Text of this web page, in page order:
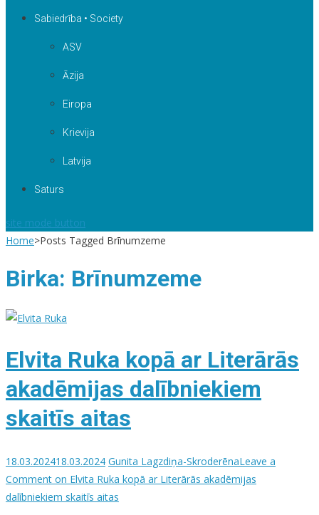
Sabiedrība • Society
ASV
Āzija
Eiropa
Krievija
Latvija
Saturs
site mode button
Home>Posts Tagged Brīnumzeme
Birka: Brīnumzeme
Elvita Ruka kopā ar Literārās
akadēmijas dalībniekiem
skaitīs aitas
18.03.202418.03.2024 Gunita Lagzdiņa-SkroderēnaLeave a
Comment on Elvita Ruka kopā ar Literārās akadēmijas
dalībniekiem skaitīs aitas